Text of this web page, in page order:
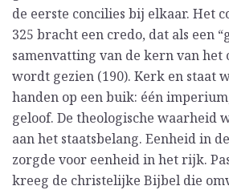
de eerste concilies bij elkaar. Het
325 bracht een credo, dat als een
samenvatting van de kern van
wordt gezien (190). Kerk en staat
handen op een buik: één
geloof. De theologische waarheid
aan het staatsbelang. Eenheid in
zorgde voor eenheid in het rijk.
kreeg de christelijke Bijbel die